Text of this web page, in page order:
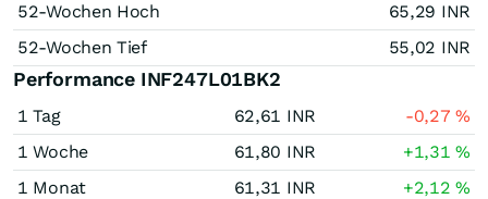
52-Wochen Hoch
65,29 INR
52-Wochen Tief
55,02 INR
Performance INF247L01BK2
1 Tag 62,61 INR -0,27%
1 Woche
61,80 INR +1,31%
1 Monat
61,31 INR +2,12%